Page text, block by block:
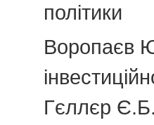
політики
Воропаєв
Гєллєр